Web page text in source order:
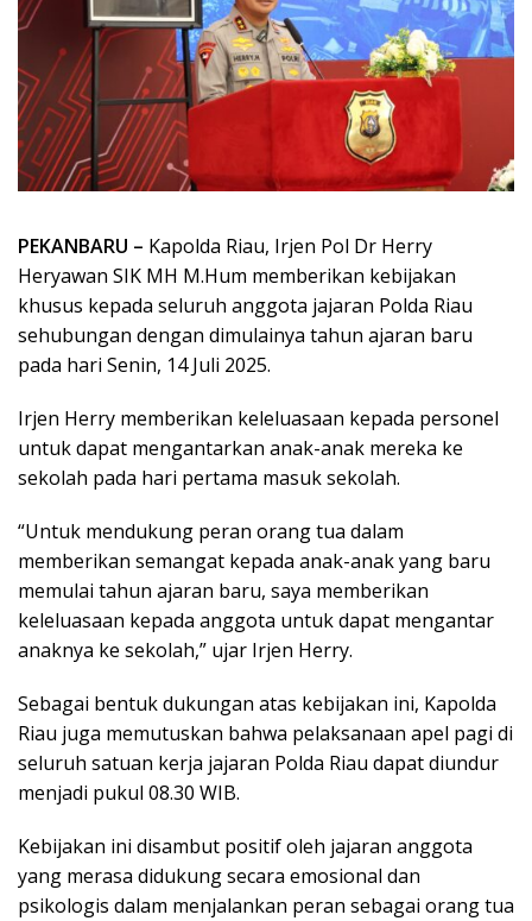
PEKANBARU – Kapolda Riau, Irjen Pol Dr Herry
Heryawan SIK MH M.Hum memberikan kebijakan
khusus kepada seluruh anggota jajaran Polda Riau
sehubungan dengan dimulainya tahun ajaran baru
pada hari Senin, 14 Juli 2025.
Irjen Herry memberikan keleluasaan kepada personel
untuk dapat mengantarkan anak-anak mereka ke
sekolah pada hari pertama masuk sekolah.
“Untuk mendukung peran orang tua dalam
memberikan semangat kepada anak-anak yang baru
memulai tahun ajaran baru, saya memberikan
keleluasaan kepada anggota untuk dapat mengantar
anaknya ke sekolah,” ujar Irjen Herry.
Sebagai bentuk dukungan atas kebijakan ini, Kapolda
Riau juga memutuskan bahwa pelaksanaan apel pagi di
seluruh satuan kerja jajaran Polda Riau dapat diundur
menjadi pukul 08.30 WIB.
Kebijakan ini disambut positif oleh jajaran anggota
yang merasa didukung secara emosional dan
psikologis dalam menjalankan peran sebagai orang tua